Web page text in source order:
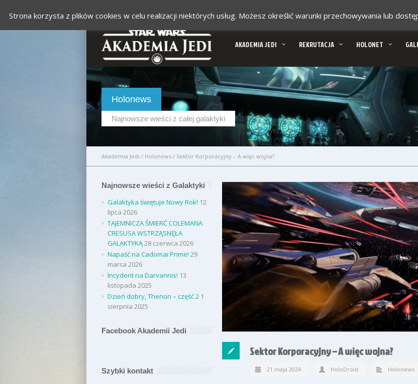
AKADEMIA JEDI REKRUTACJA HOLONET
Holonews
Najnowsze wieści z całej galaktyki
Akademia Jedi / Holonews / Sektor Korporacyjny – A więc wojna?
Sektor Korporacyjny – A więc wojna?
21 maja 2024 HoloDroid Holonews
Najnowsze wieści z Galaktyki
Galaktyka świętuje Nowy Rok! 12
lipca 2026
TAJEMNICZA ŚMIERĆ COLEMANA
CRESUSA WSTRZĄSNĘŁA
GALAKTYKĄ28 czerwca 2026
Napaść na Cadomai Prime! 29
marca 2026
Incydent na Darvannis! 13
listopada 2025
Dzień dobry, Thenon – część 2 1
sierpnia 2025
Facebook Akademii Jedi
Szybki kontakt
Strona korzysta z plików cookies w celu realizacji niektórych usług. Możesz określić warunki przechowywania lub